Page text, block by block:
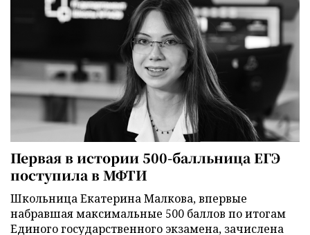
Первая в истории 500-балльница ЕГЭ
поступила в МФТИ
Школьница Екатерина Малкова, впервые
набравшая максимальные 500 баллов по итогам
Единого государственного экзамена, зачислена